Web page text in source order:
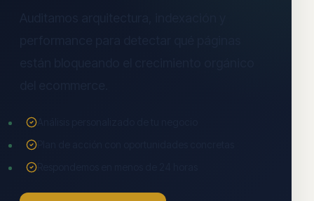
Análisis personalizado de tu negocio
Plan de acción con oportunidades concretas
Respondemos en menos de 24 horas